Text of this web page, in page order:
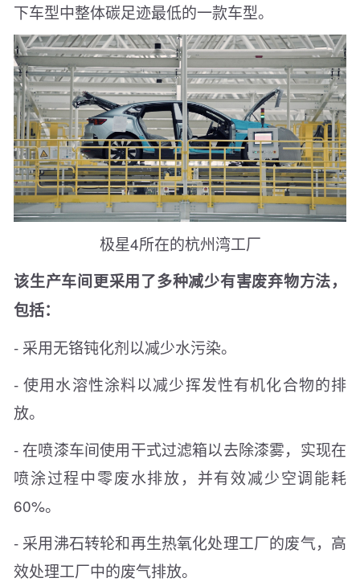
下车型中整体碳足迹最低的一款车型。
极星4所在的杭州湾工厂
该生产车间更采用了多种减少有害废弃物方法，
包括：
- 采用无铬钝化剂以减少水污染。
- 使用水溶性涂料以减少挥发性有机化合物的排
放。
- 在喷漆车间使用干式过滤箱以去除漆雾，实现在
喷涂过程中零废水排放，并有效减少空调能耗
60%。
- 采用沸石转轮和再生热氧化处理工厂的废气，高
效处理工厂中的废气排放。